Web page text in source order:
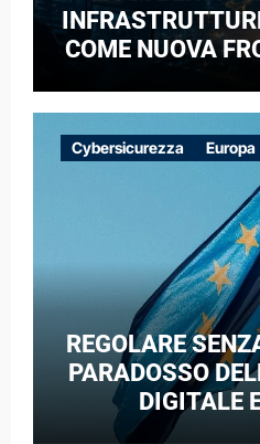
COME NUOVA
CASO DELLE
EUROPEE NEL
Cybersicurezza Europa
REGOLARE
PARADOSSO
DIGITALE